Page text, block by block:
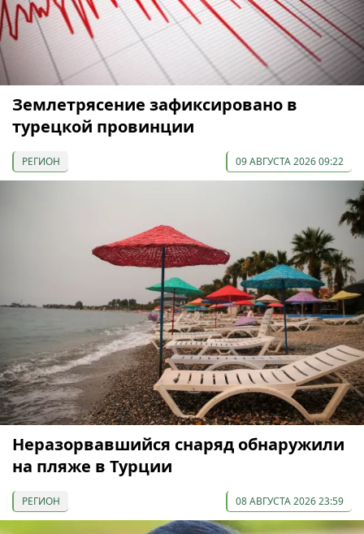
Землетрясение зафиксировано в
турецкой провинции
РЕГИОН 09 АВГУСТА 2026 09:22
Неразорвавшийся снаряд обнаружили
на пляже в Турции
РЕГИОН 08 АВГУСТА 2026 23:59